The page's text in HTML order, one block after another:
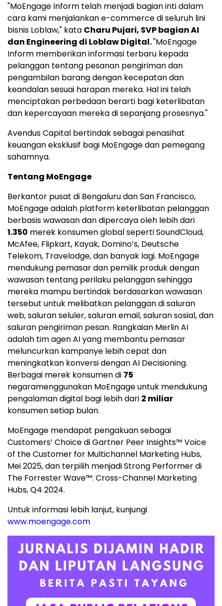
"MoEngage Inform telah menjadi bagian inti dalam
cara kami menjalankan e-commerce di seluruh lini
bisnis Loblaw," kata Charu Pujari, SVP bagian AI
dan Engineering di Loblaw Digital."MoEngage
Inform memberikan informasi terbaru kepada
pelanggan tentang pesanan pengiriman dan
pengambilan barang dengan kecepatan dan
keandalan sesuai harapan mereka. Hal ini telah
menciptakan perbedaan berarti bagi keterlibatan
dan kepercayaan mereka di sepanjang prosesnya."
Avendus Capital bertindak sebagai penasihat
keuangan eksklusif bagi MoEngage dan pemegang
sahamnya.
Tentang MoEngage
Berkantor pusat di Bengaluru danSan Francisco,
MoEngage adalah platform keterlibatan pelanggan
berbasis wawasan dan dipercaya oleh lebih dari
1.350 merek konsumen global seperti SoundCloud,
McAfee, Flipkart, Kayak, Domino’s, Deutsche
Telekom, Travelodge, dan banyak lagi. MoEngage
mendukung pemasar dan pemilik produk dengan
wawasan tentang perilaku pelanggan sehingga
mereka mampu bertindak berdasarkan wawasan
tersebut untuk melibatkan pelanggan di saluran
web, saluran seluler, saluran email, saluran sosial, dan
saluran pengiriman pesan. Rangkaian Merlin AI
adalah tim agen AI yang membantu pemasar
meluncurkan kampanye lebih cepat dan
meningkatkan konversi dengan AI Decisioning.
Berbagai merek konsumen di 75
negaramenggunakan MoEngage untuk mendukung
pengalaman digital bagi lebih dari 2 miliar
konsumen setiap bulan.
MoEngage mendapat pengakuan sebagai
Customers’ Choice di Gartner Peer Insights™ Voice
of the Customer for Multichannel Marketing Hubs,
Mei 2025, dan terpilih menjadi Strong Performer di
The Forrester Wave™: Cross-Channel Marketing
Hubs, Q4 2024.
Untuk informasi lebih lanjut, kunjungi
www.moengage.com